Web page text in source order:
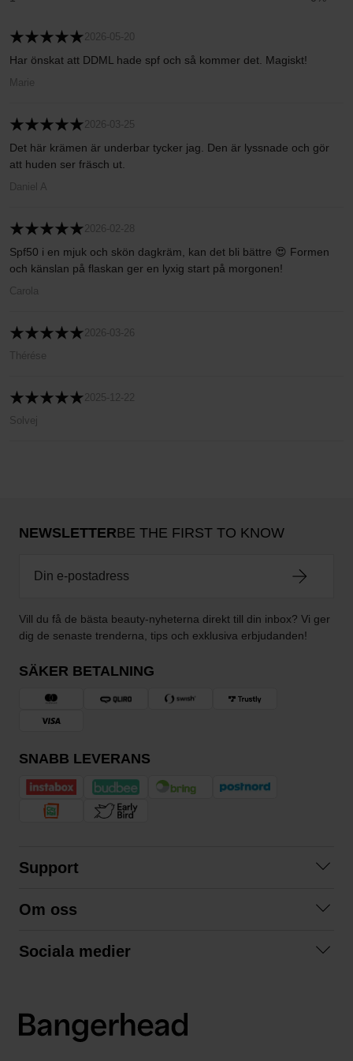
2026-05-20
Har önskat att DDML hade spf och så kommer det. Magiskt!
Marie
2026-03-25
Det här krämen är underbar tycker jag. Den är lyssnade och gör
att huden ser fräsch ut.
Daniel A
2026-02-28
Spf50 i en mjuk och skön dagkräm, kan det bli bättre 😍 Formen
och känslan på flaskan ger en lyxig start på morgonen!
Carola
2026-03-26
Thérése
2025-12-22
Solvej
NEWSLETTERBE THE FIRST TO KNOW
Vill du få de bästa beauty-nyheterna direkt till din inbox? Vi ger
dig de senaste trenderna, tips och exklusiva erbjudanden!
SÄKER BETALNING
SNABB LEVERANS
Support
Köpvillkor
Om oss
Våra fraktalternativ
Sociala medier
LinkedIn